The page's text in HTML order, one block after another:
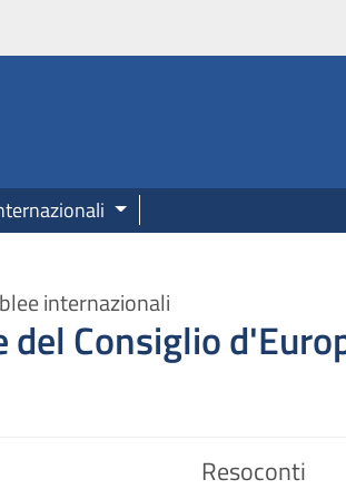
internazionali
Consiglio
Resoconti